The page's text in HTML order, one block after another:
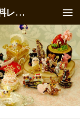
ビーズマニア*ファンサイト【無料レシピ】